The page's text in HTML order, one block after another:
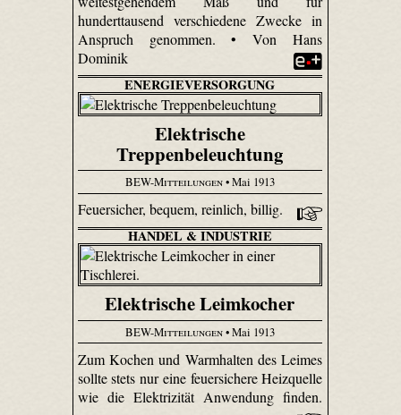
hunderttausend verschiedene Zwecke in
Anspruch genommen. • Von Hans
Dominik
ENERGIEVERSORGUNG
Elektrische
Treppenbeleuchtung
BEW-Mitteilungen• Mai 1913
Feuersicher, bequem, reinlich, billig.
HANDEL & INDUSTRIE
Elektrische Leimkocher
BEW-Mitteilungen• Mai 1913
Zum Kochen und Warmhalten des Leimes
sollte stets nur eine feuersichere Heizquelle
wie die Elektrizität Anwendung finden.